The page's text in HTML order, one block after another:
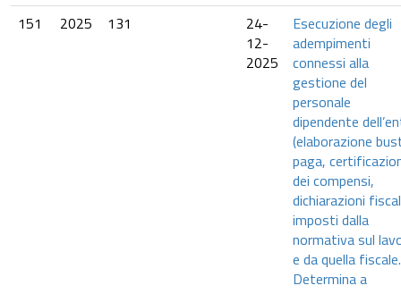
151
2025 131
24-
12-
2025
Esecuzione degli
adempimenti
connessi alla
gestione del
personale
dipendente
(elaborazione
paga,
dei compensi,
dichiarazioni
imposti dalla
normativa sul
e da quella fiscale.
Determina a